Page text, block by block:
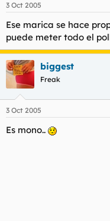
3 Oct 2005
Ese marica se hace
puede meter todo el
biggest
Freak
3 Oct 2005
Es mono..